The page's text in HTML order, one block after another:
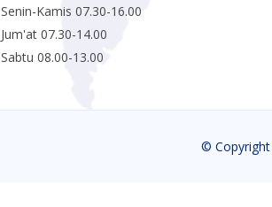
Senin-Kamis 07.30-16.00
Jum'at 07.30-14.00
Sabtu 08.00-13.00
©